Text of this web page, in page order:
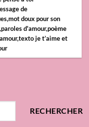
de
,mot doux pour son
,paroles d'amour,poème
,texto je t’aime et
RECHERCHER